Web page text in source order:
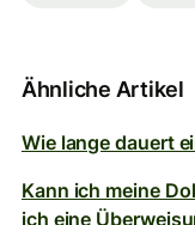
Ähnliche Artikel
Wie lange dauert
Kann ich meine
ich eine